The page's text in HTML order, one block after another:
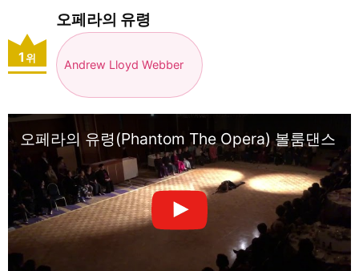
오페라의 유령
Andrew Lloyd Webber
1 위
오페라의 유령(Phantom The Opera) 볼룸댄스 쇼